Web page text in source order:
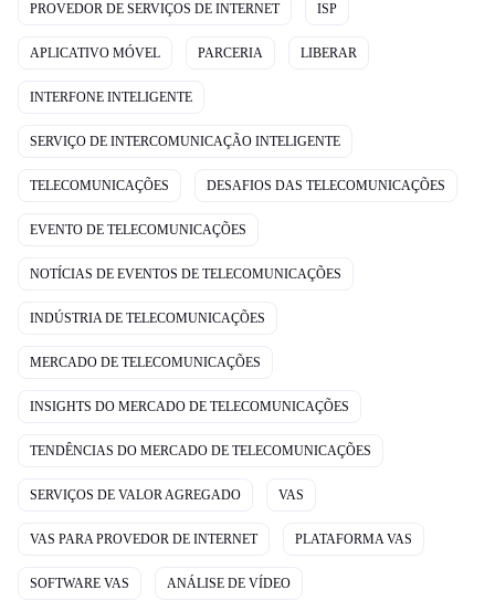
PROVEDOR DE SERVIÇOS DE INTERNET ISP
APLICATIVO MÓVEL PARCERIA LIBERAR
INTERFONE INTELIGENTE
SERVIÇO DE INTERCOMUNICAÇÃO INTELIGENTE
TELECOMUNICAÇÕES DESAFIOS DAS TELECOMUNICAÇÕES
EVENTO DE TELECOMUNICAÇÕES
NOTÍCIAS DE EVENTOS DE TELECOMUNICAÇÕES
INDÚSTRIA DE TELECOMUNICAÇÕES
MERCADO DE TELECOMUNICAÇÕES
INSIGHTS DO MERCADO DE TELECOMUNICAÇÕES
TENDÊNCIAS DO MERCADO DE TELECOMUNICAÇÕES
SERVIÇOS DE VALOR AGREGADO VAS
VAS PARA PROVEDOR DE INTERNET PLATAFORMA VAS
SOFTWARE VAS ANÁLISE DE VÍDEO